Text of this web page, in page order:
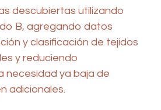
descubiertas utilizando
B, agregando datos
y clasificación de tejidos
y reduciendo
necesidad ya baja de
adicionales.